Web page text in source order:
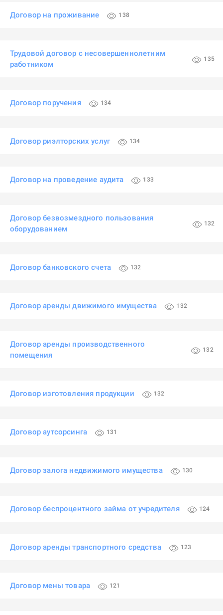
Договор на проживание 138
Трудовой договор с несовершеннолетним
работником
135
Договор поручения 134
Договор риэлторских услуг 134
Договор на проведение аудита 133
Договор безвозмездного пользования
оборудованием
132
Договор банковского счета 132
Договор аренды движимого имущества 132
Договор аренды производственного
помещения
132
Договор изготовления продукции 132
Договор аутсорсинга 131
Договор залога недвижимого имущества 130
Договор беспроцентного займа от учредителя 124
Договор аренды транспортного средства 123
Договор мены товара 121